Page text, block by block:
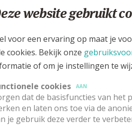
meter, de
van de dopelingen (en
voorbereiding van het doopsel.
zich evenonline aanmeldt.(Zie
of desgewenst helpt men
dat u geïnteresseerd bent in
website gebruikt
voor een ervaring op maat je
cookies. Bekijk onze
of om je instellingen te
cookies
AAN
dat de basisfuncties van het
en laten ons toe via de
je gebruik deze verder te